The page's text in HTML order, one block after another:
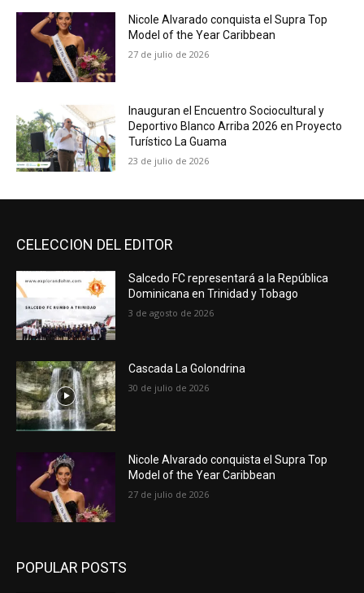
Nicole Alvarado conquista el Supra Top
Model of the Year Caribbean
27 de julio de 2026
Inauguran el Encuentro Sociocultural y
Deportivo Blanco Arriba 2026 en Proyecto
Turístico La Guama
23 de julio de 2026
CELECCION DEL EDITOR
Salcedo FC representará a la República
Dominicana en Trinidad y Tobago
3 de agosto de 2026
Cascada La Golondrina
30 de julio de 2026
Nicole Alvarado conquista el Supra Top
Model of the Year Caribbean
27 de julio de 2026
POPULAR POSTS